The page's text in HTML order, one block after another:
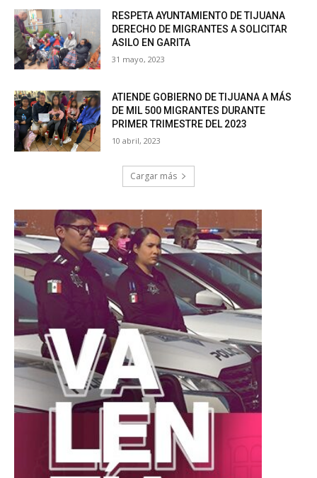
RESPETA AYUNTAMIENTO DE TIJUANA
DERECHO DE MIGRANTES A SOLICITAR
ASILO EN GARITA
31 mayo, 2023
ATIENDE GOBIERNO DE TIJUANA A MÁS
DE MIL 500 MIGRANTES DURANTE
PRIMER TRIMESTRE DEL 2023
10 abril, 2023
Cargar más